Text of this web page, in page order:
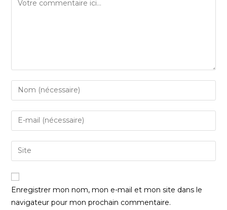
Enregistrer mon nom, mon e-mail et mon site dans le
navigateur pour mon prochain commentaire.